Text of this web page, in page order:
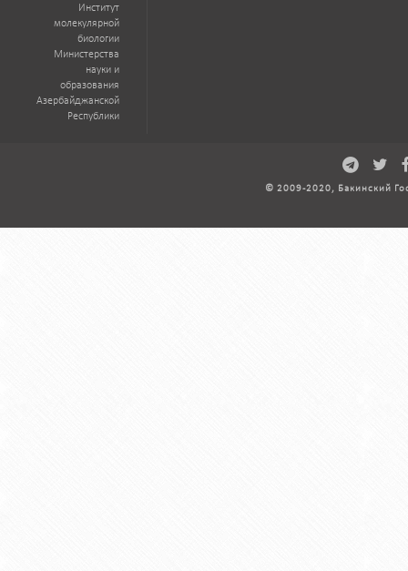
Институт
молекулярной
биологии
Министерства
науки и
образования
Азербайджанской
Республики
© 2009-2020, Бакинский